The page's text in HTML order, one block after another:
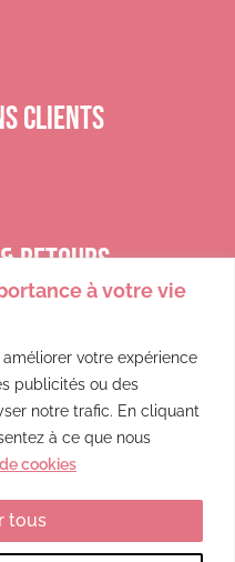
à votre vie
votre expérience
publicités ou des
notre trafic. En cliquant
à ce que nous
cookies
tous
CLIENTS
RETOURS